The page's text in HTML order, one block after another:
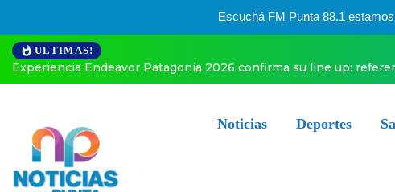
Escuchá FM Punta 88.1
ULTIMAS!
Experiencia Endeavor Patagonia 2026 confirma su line up:
Noticias Deportes